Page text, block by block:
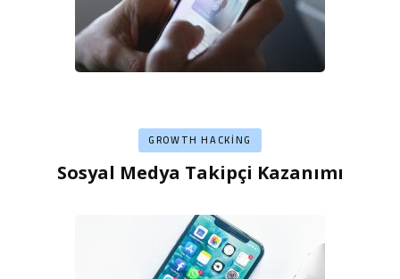
GROWTH HACKING
Sosyal Medya Takipçi Kazanımı